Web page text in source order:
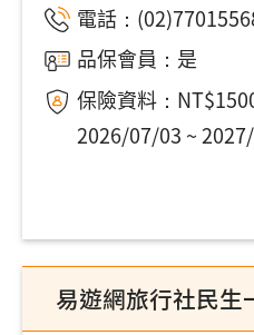
電話：
品保會員：是
保險資料：
2026/07/03 ~
易遊網旅行社民生